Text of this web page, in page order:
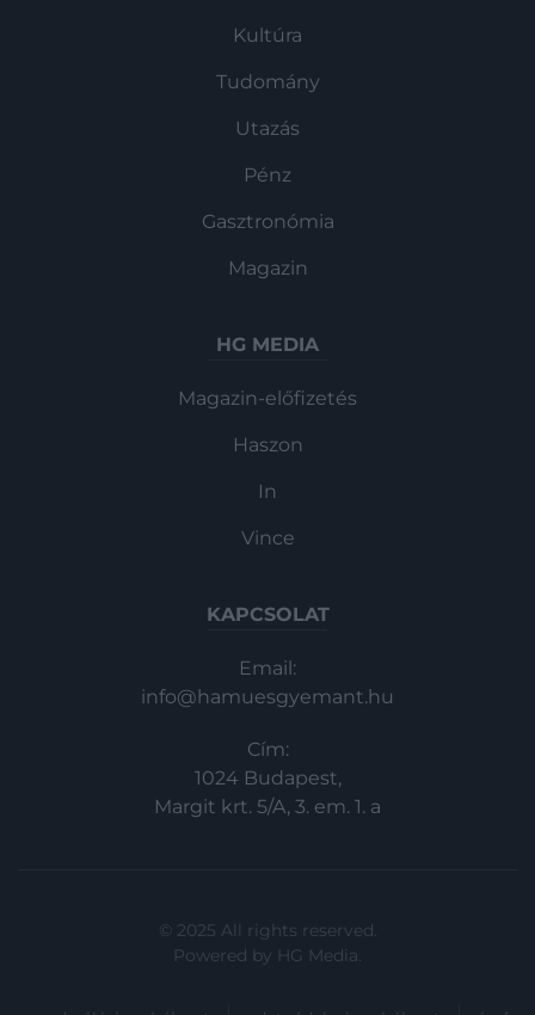
Kultúra
Tudomány
Utazás
Pénz
Gasztronómia
Magazin
HG MEDIA
Magazin-előfizetés
Haszon
In
Vince
KAPCSOLAT
Email:
info@hamuesgyemant.hu
Cím:
1024 Budapest,
Margit krt. 5/A, 3. em. 1. a
© 2025 All rights reserved.
Powered by HG Media.